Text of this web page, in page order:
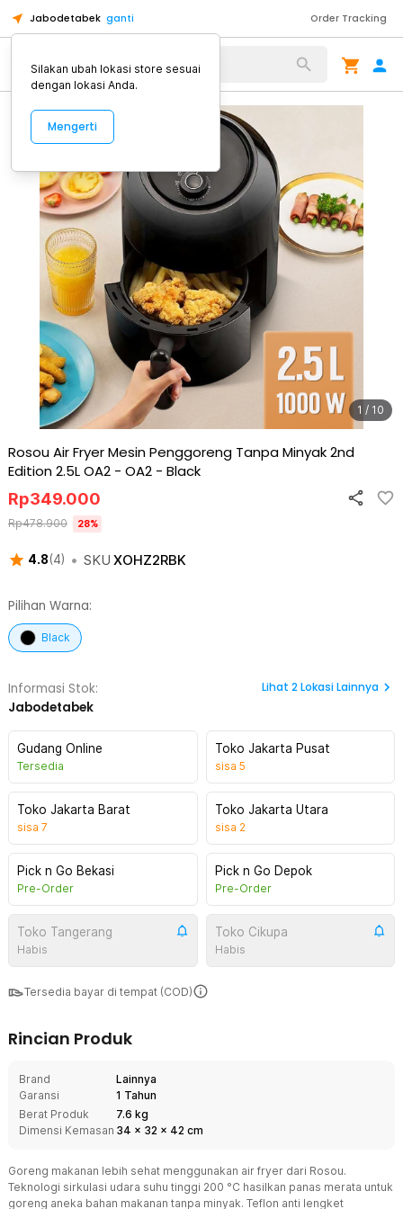
Jabodetabek ganti Order Tracking
Alat Kopi
1 / 10
Rosou Air Fryer Mesin Penggoreng Tanpa Minyak 2nd
Edition 2.5L OA2 - OA2 - Black
4.8(4) • SKU XOHZ2RBK
Rp349.000
Rp478.900 28%
Pilihan Warna:
Black
Informasi Stok:
Jabodetabek
Lihat 2Lokasi Lainnya
Gudang Online
Tersedia
Toko Jakarta Pusat
sisa 5
Toko Jakarta Barat
sisa 7
Toko Jakarta Utara
sisa 2
Pick n Go Bekasi
Pre-Order
Pick n Go Depok
Pre-Order
Toko Tangerang
Habis
Toko Cikupa
Habis
Tersedia bayar di tempat (COD)
Rincian Produk
Brand
Lainnya
Garansi
1 Tahun
Berat Produk
7.6 kg
Dimensi Kemasan 34 x 32 x 42 cm
Goreng makanan lebih sehat menggunakan air fryer dari Rosou.
Teknologi sirkulasi udara suhu tinggi 200 °C hasilkan panas merata untuk
goreng aneka bahan makanan tanpa minyak. Teflon anti lengket
Silakan ubah lokasi store sesuai
dengan lokasi Anda.
Mengerti